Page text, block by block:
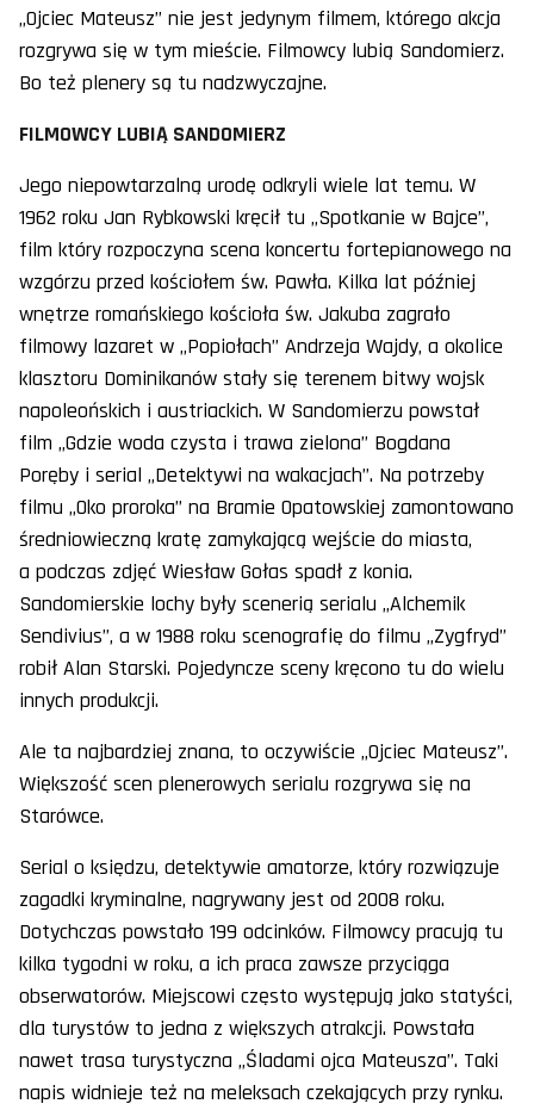
„Ojciec Mateusz” nie jest jedynym filmem, którego akcja
rozgrywa się w tym mieście. Filmowcy lubią Sandomierz.
Bo też plenery są tu nadzwyczajne.
FILMOWCY LUBIĄ SANDOMIERZ
Jego niepowtarzalną urodę odkryli wiele lat temu. W
1962 roku Jan Rybkowski kręcił tu „Spotkanie w Bajce”,
film który rozpoczyna scena koncertu fortepianowego na
wzgórzu przed kościołem św. Pawła. Kilka lat później
wnętrze romańskiego kościoła św. Jakuba zagrało
filmowy lazaret w „Popiołach” Andrzeja Wajdy, a okolice
klasztoru Dominikanów stały się terenem bitwy wojsk
napoleońskich i austriackich. W Sandomierzu powstał
film „Gdzie woda czysta i trawa zielona” Bogdana
Poręby i serial „Detektywi na wakacjach”. Na potrzeby
filmu „Oko proroka” na Bramie Opatowskiej zamontowano
średniowieczną kratę zamykającą wejście do miasta,
a podczas zdjęć Wiesław Gołas spadł z konia.
Sandomierskie lochy były scenerią serialu „Alchemik
Sendivius”, a w 1988 roku scenografię do filmu „Zygfryd”
robił Alan Starski. Pojedyncze sceny kręcono tu do wielu
innych produkcji.
Ale ta najbardziej znana, to oczywiście „Ojciec Mateusz”.
Większość scen plenerowych serialu rozgrywa się na
Starówce.
Serial o księdzu, detektywie amatorze, który rozwiązuje
zagadki kryminalne, nagrywany jest od 2008 roku.
Dotychczas powstało 199 odcinków. Filmowcy pracują tu
kilka tygodni w roku, a ich praca zawsze przyciąga
obserwatorów. Miejscowi często występują jako statyści,
dla turystów to jedna z większych atrakcji. Powstała
nawet trasa turystyczna „Śladami ojca Mateusza”. Taki
napis widnieje też na meleksach czekających przy rynku.